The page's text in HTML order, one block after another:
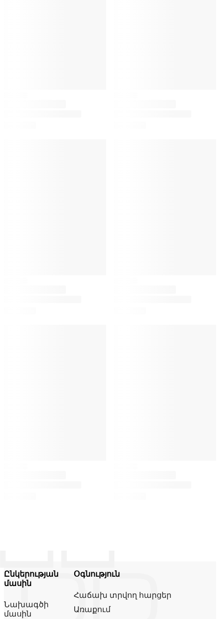
Ընկերության
մասին
Նախագծի
մասին
Օգնություն
Հաճախ տրվող հարցեր
Առաքում